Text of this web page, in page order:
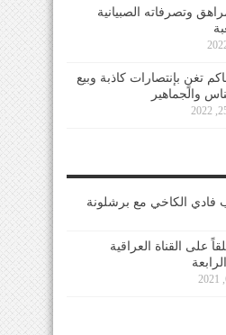
وتصرفاته الصبيانية
تغنٍ بإنتصارات كاذبة وبيع
والجماهير
فادي الكاخي مع برشلونة
على القناة العراقية